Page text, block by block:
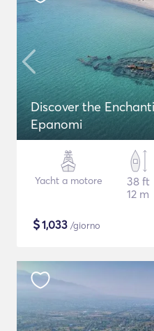
Discover the
Epanomi
Yacht a motore
38 ft
12 m
$1,033 /giorno